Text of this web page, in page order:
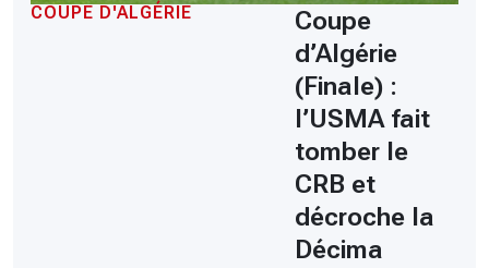
COUPE D'ALGÉRIE
Coupe
d’Algérie
(Finale) :
l’USMA fait
tomber le
CRB et
décroche la
Décima